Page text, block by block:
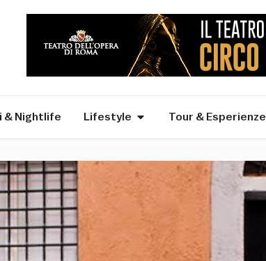
& Nightlife Lifestyle Tour & Esperienze